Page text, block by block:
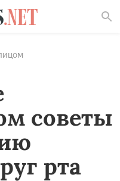
советы
рта